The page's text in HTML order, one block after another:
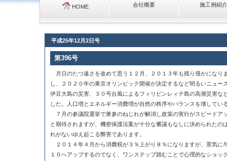
HOME 会社概要 施工例紹介
平成25年12月2日号
第396号
月日のたつ速さを改めて思う１２月、２０１３年も残り僅かになり
し、２０２０年の東京オリンピック開催が決定するなど明るいニュー
伊豆大島の災害、３０号台風によるフィリピンレィテ島の高潮災害な
した。人口増とエネルギー消費増が自然の秩序やバランスを壊してい
７月の参議院選挙で衆参のねじれが解消し政策の実行がスピードア
と期待されますが、機密保護法案が十分な審議もなしに決められたの
れがないゆえ起こる弊害であります。
２０１４年４月から消費税が３％上がり８％になりますが、景気に
１０へアップするのでなく、ワンステップ踏むことで心理的なショッ